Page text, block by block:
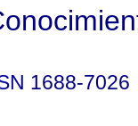
1688-7026